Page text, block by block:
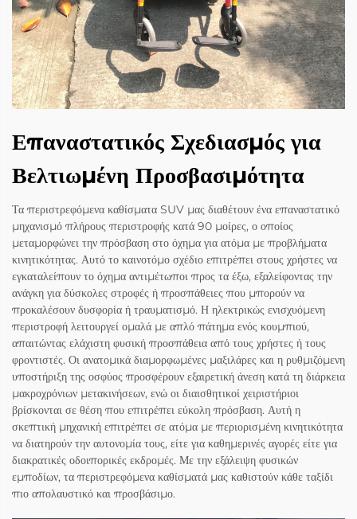
Επαναστατικός Σχεδιασμός για
Βελτιωμένη Προσβασιμότητα
Τα περιστρεφόμενα καθίσματα SUV μας διαθέτουν ένα επαναστατικό
μηχανισμό πλήρους περιστροφής κατά 90 μοίρες, ο οποίος
μεταμορφώνει την πρόσβαση στο όχημα για ατόμα με προβλήματα
κινητικότητας. Αυτό το καινοτόμο σχέδιο επιτρέπει στους χρήστες να
εγκαταλείπουν το όχημα αντιμέτωποι προς τα έξω, εξαλείφοντας την
ανάγκη για δύσκολες στροφές ή προσπάθειες που μπορούν να
προκαλέσουν δυσφορία ή τραυματισμό. Η ηλεκτρικώς ενισχυόμενη
περιστροφή λειτουργεί ομαλά με απλό πάτημα ενός κουμπιού,
απαιτώντας ελάχιστη φυσική προσπάθεια από τους χρήστες ή τους
φροντιστές. Οι ανατομικά διαμορφωμένες μαξιλάρες και η ρυθμιζόμενη
υποστήριξη της οσφύος προσφέρουν εξαιρετική άνεση κατά τη διάρκεια
μακροχρόνιων μετακινήσεων, ενώ οι διαισθητικοί χειριστήριοι
βρίσκονται σε θέση που επιτρέπει εύκολη πρόσβαση. Αυτή η
σκεπτική μηχανική επιτρέπει σε ατόμα με περιορισμένη κινητικότητα
να διατηρούν την αυτονομία τους, είτε για καθημερινές αγορές είτε για
διακρατικές οδοιπορικές εκδρομές. Με την εξάλειψη φυσικών
εμποδίων, τα περιστρεφόμενα καθίσματά μας καθιστούν κάθε ταξίδι
πιο απολαυστικό και προσβάσιμο.